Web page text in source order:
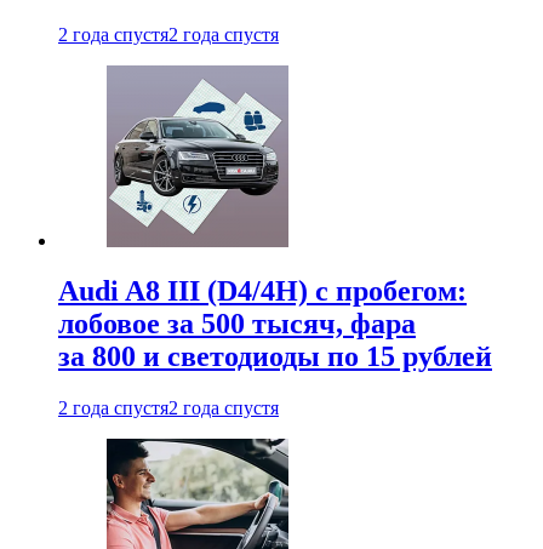
2 года спустя2 года спустя
Audi A8 III (D4/4H) c пробегом:
лобовое за 500 тысяч, фара
за 800 и светодиоды по 15 рублей
2 года спустя2 года спустя